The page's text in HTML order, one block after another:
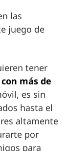
las
juego de
tener
con más de
es sin
hasta el
altamente
por
para